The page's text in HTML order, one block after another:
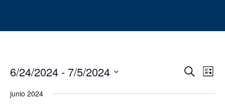
Buscar
Lista
6/24/2024 - 7/5/2024
fecha.
junio 2024